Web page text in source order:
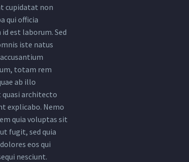
cupidatat non
qui officia
est laborum. Sed
iste natus
totam rem
ab illo
architecto
explicabo. Nemo
quia voluptas sit
fugit, sed quia
eos qui
nesciunt.